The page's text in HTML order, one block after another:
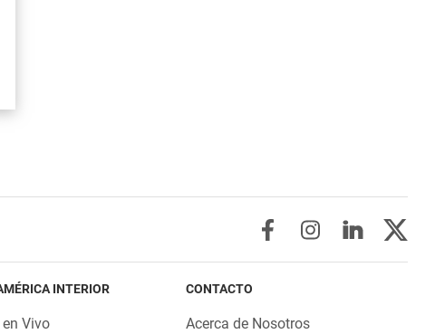
INTERIOR
Vivo
CONTACTO
Acerca de Nosotros